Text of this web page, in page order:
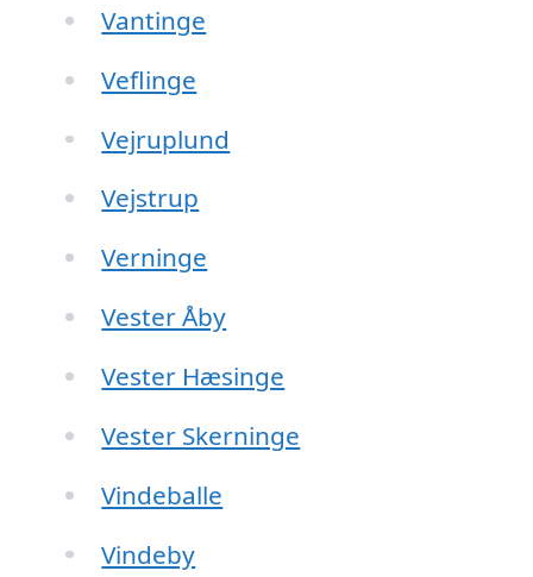
Vantinge
Veflinge
Vejruplund
Vejstrup
Verninge
Vester Åby
Vester Hæsinge
Vester Skerninge
Vindeballe
Vindeby